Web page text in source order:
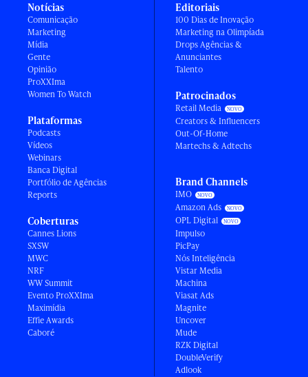
Notícias
Comunicação
Marketing
Mídia
Gente
Opinião
ProXXIma
Women To Watch
Plataformas
Podcasts
Vídeos
Webinars
Banca Digital
Portfólio de Agências
Reports
Coberturas
Cannes Lions
SXSW
MWC
NRF
WW Summit
Evento ProXXIma
Maximídia
Effie Awards
Caboré
Editoriais
100 Dias de Inovação
Marketing na Olimpíada
Drops Agências &
Anunciantes
Talento
Patrocinados
Retail Media
Creators & Influencers
Out-Of-Home
Martechs & Adtechs
Brand Channels
IMO
Amazon Ads
OPL Digital
Impulso
PicPay
Nós Inteligência
Vistar Media
Machina
Viasat Ads
Magnite
Uncover
Mude
RZK Digital
DoubleVerify
Adlook